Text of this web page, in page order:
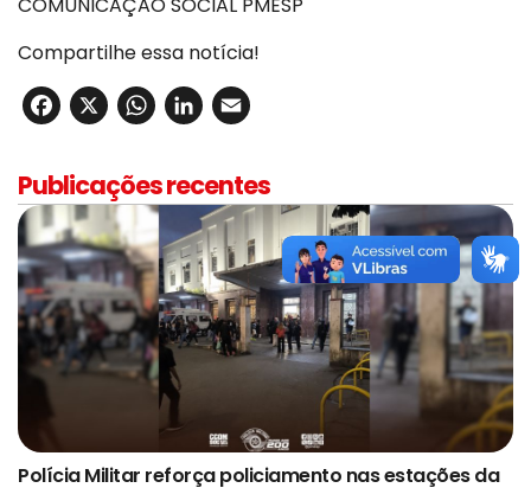
Compartilhe essa notícia!
Facebook
X WhatsApp
LinkedIn
Publicações recentes
Polícia Militar reforça policiamento nas estações da